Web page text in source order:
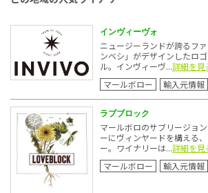
インヴィーヴォ
ニュージーランドが誇るフ
ンベシ」がデザインしたロ
ル。インヴィーヴ...詳細を見
マールボロー
輸入元情報
ラブブロック
マールボロのサブリージョ
ーにヴィンヤードを構える
ー。ワイナリーは...詳細を見
マールボロー
輸入元情報